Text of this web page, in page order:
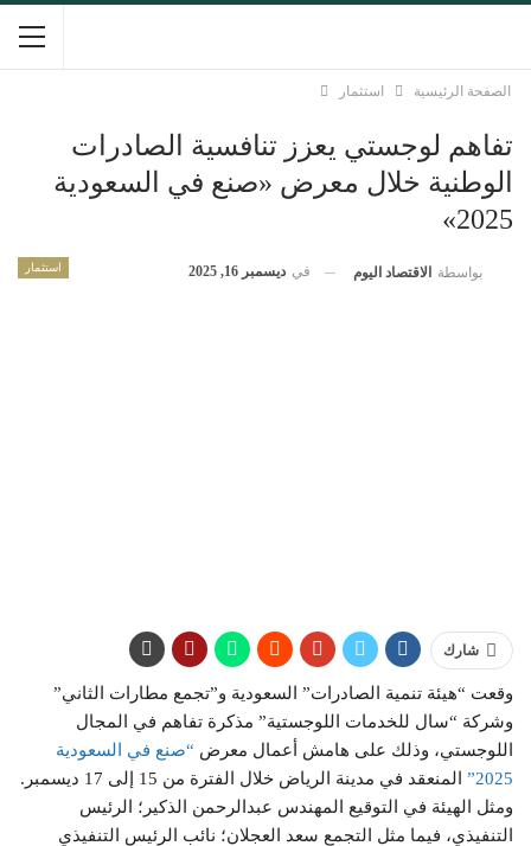
الصفحة الرئيسية استثمار
تفاهم لوجستي يعزز تنافسية الصادرات
الوطنية خلال معرض «صنع في السعودية
2025»
استثمار بواسطة الاقتصاد اليوم في ديسمبر 16, 2025
شارك
وقعت “هيئة تنمية الصادرات” السعودية و”تجمع مطارات الثاني”
وشركة “سال للخدمات اللوجستية” مذكرة تفاهم في المجال
اللوجستي، وذلك على هامش أعمال معرض “صنع في السعودية
2025”
المنعقد في مدينة الرياض خلال الفترة من 15 إلى 17 ديسمبر.
ومثل الهيئة في التوقيع المهندس عبدالرحمن الذكير؛ الرئيس
التنفيذي، فيما مثل التجمع سعد العجلان؛ نائب الرئيس التنفيذي